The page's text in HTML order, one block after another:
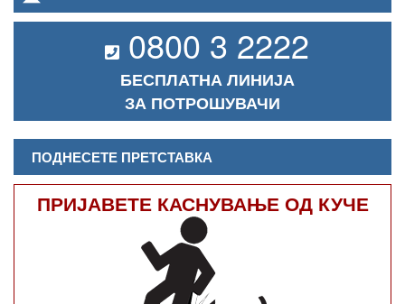
0800 3 2222
БЕСПЛАТНА ЛИНИЈА
ЗА ПОТРОШУВАЧИ
ПОДНЕСЕТЕ ПРЕТСТАВКА
ПРИЈАВЕТЕ КАСНУВАЊЕ ОД КУЧЕ